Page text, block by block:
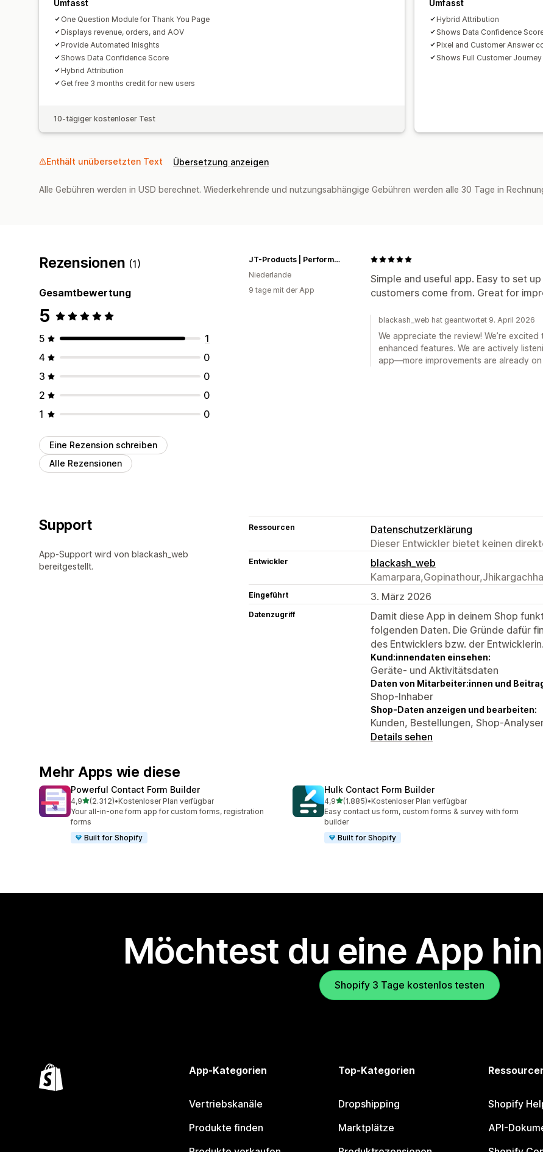
Umfasst
One Question Module for Thank You Page
Displays revenue, orders, and AOV
Provide Automated Inisghts
Shows Data Confidence Score
Hybrid Attribution
Get free 3 months credit for new users
10-tägiger kostenloser Test
Umfasst
Hybrid Attribution
Shows Data Confidence
Pixel and Customer Answer
Shows Full Customer Journey
Enthält unübersetzten Text Übersetzung anzeigen
Alle Gebühren werden in USD berechnet. Wiederkehrende und nutzungsabhängige Gebühren werden alle 30 Tage in
Rezensionen (1)
Gesamtbewertung
5
5
1
4
0
3
0
2
0
1
0
Eine Rezension schreiben
Alle Rezensionen
Simple and useful app. Easy to set
customers come from. Great for
JT-Products | Performance Auto Onderdelen
Niederlande
9 tage mit der App
blackash_web hat geantwortet 9. April 2026
We appreciate the review! We’re
enhanced features. We are actively
app—more improvements are already on
Support
App-Support wird von blackash_web
bereitgestellt.
Ressourcen
Datenschutzerklärung
Dieser Entwickler bietet keinen
Entwickler
blackash_web
Eingeführt 3. März 2026
Datenzugriff
Damit diese App in deinem Shop
folgenden Daten. Die Gründe dafür
des Entwicklers bzw. der Entwicklerin.
Kund:innendaten einsehen:
Geräte- und Aktivitätsdaten
Daten von Mitarbeiter:innen und
Shop-Inhaber
Shop-Daten anzeigen und bearbeiten:
Kunden, Bestellungen, Shop-
Details sehen
Mehr Apps wie diese
Powerful Contact Form Builder
4,9von 5 Sternen
(2.312)
2312 Rezensionen insgesamt
•Kostenloser Plan verfügbar
Your all-in-one form app for custom forms, registration
forms
Built for Shopify
Hulk Contact Form Builder
4,9von 5 Sternen
(1.885)
1885 Rezensionen insgesamt
•Kostenloser Plan verfügbar
Easy contact us form, custom forms & survey with form
builder
Built for Shopify
Möchtest du eine App
Shopify 3 Tage kostenlos testen
App-Kategorien
Vertriebskanäle
Produkte finden
Top-Kategorien
Dropshipping
Marktplätze
Shopify
API-